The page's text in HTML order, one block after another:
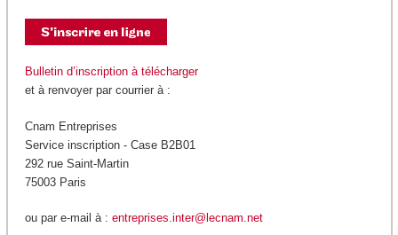
Bulletin d’inscription à télécharger
et à renvoyer par courrier à :
Cnam Entreprises
Service inscription - Case B2B01
292 rue Saint-Martin
75003 Paris
ou par e-mail à : entreprises.inter@lecnam.net